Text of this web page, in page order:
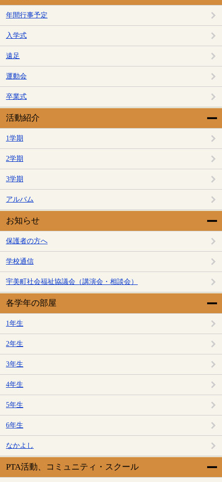
年間行事予定
入学式
遠足
運動会
卒業式
活動紹介
1学期
2学期
3学期
アルバム
お知らせ
保護者の方へ
学校通信
宇美町社会福祉協議会（講演会・相談会）
各学年の部屋
1年生
2年生
3年生
4年生
5年生
6年生
なかよし
PTA活動、コミュニティ・スクール